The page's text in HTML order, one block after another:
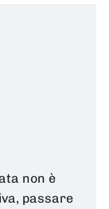
non è
passare